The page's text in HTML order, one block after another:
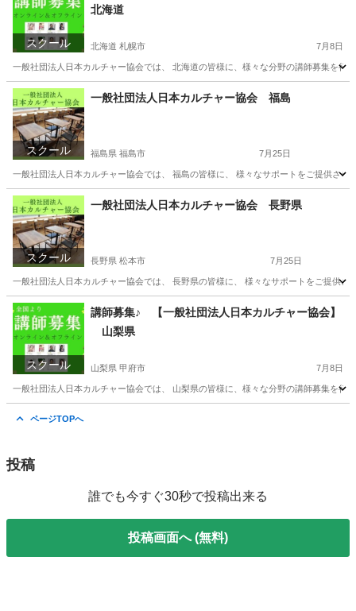
スクール
北海道
北海道 札幌市 7月8日
一般社団法人日本カルチャー協会では、 北海道の皆様に、様々な分野の講師募集を
北海道 札幌市 その他 オンライン
スクール
一般社団法人日本カルチャー協会 福島
福島県 福島市 7月25日
一般社団法人日本カルチャー協会では、 福島の皆様に、 様々なサポートをご提供さ
福島 福島市 その他
スクール
一般社団法人日本カルチャー協会 長野県
長野県 松本市 7月25日
一般社団法人日本カルチャー協会では、 長野県の皆様に、 様々なサポートをご提供
長野 松本市 その他 オンライン
スクール
講師募集♪ 【一般社団法人日本カルチャー協会】
山梨県
山梨県 甲府市 7月8日
一般社団法人日本カルチャー協会では、 山梨県の皆様に、様々な分野の講師募集を
ページTOPへ
投稿
誰でも今すぐ30秒で投稿出来る
投稿画面へ (無料)